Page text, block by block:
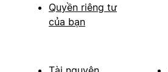
Quyền riêng tư
của bạn